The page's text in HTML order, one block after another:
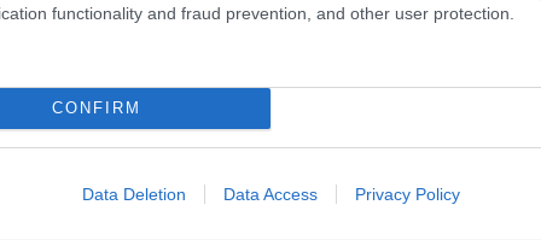
functionality and fraud prevention, and other user protection.
CONFIRM
Data Deletion Data Access Privacy Policy